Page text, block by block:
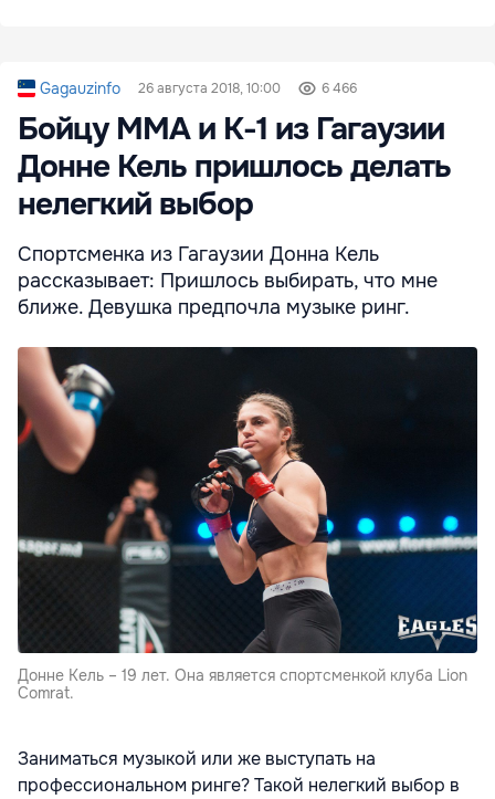
Gagauzinfo 26 августа 2018, 10:00 6 466
Бойцу ММА и К-1 из Гагаузии
Донне Кель пришлось делать
нелегкий выбор
Спортсменка из Гагаузии Донна Кель
рассказывает: Пришлось выбирать, что мне
ближе. Девушка предпочла музыке ринг.
Донне Кель – 19 лет. Она является спортсменкой клуба Lion
Comrat.
Заниматься музыкой или же выступать на
профессиональном ринге? Такой нелегкий выбор в